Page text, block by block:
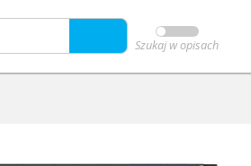
Szukaj w opisach